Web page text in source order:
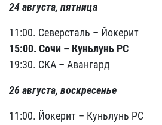
24 августа, пятница
11:00. Северсталь – Йокерит
15:00. Сочи – Куньлунь РС
19:30. СКА – Авангард
26 августа, воскресенье
11:00. Йокерит – Куньлунь РС